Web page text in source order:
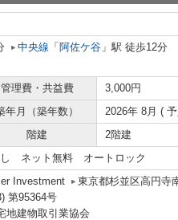
中央線 「 阿佐ケ谷 」駅 徒歩12分
管理費・共益費
3,000円
年月（築年数）
2026年 8月 (
階建
2階建
ネット無料 オートロック
Investment
東京都杉並区高円寺
第95364号
地建物取引業協会